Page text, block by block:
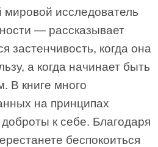
мировой исследователь
— рассказывает
застенчивость, когда она
а когда начинает быть
В книге много
на принципах
к себе. Благодаря
беспокоиться